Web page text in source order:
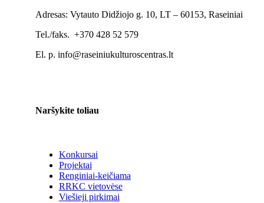
Adresas: Vytauto Didžiojo g. 10, LT – 60153, Raseiniai
Tel./faks. +370 428 52 579
El. p. info@raseiniukulturoscentras.lt
Naršykite toliau
Konkursai
Projektai
Renginiai-keičiama
RRKC vietovėse
Viešieji pirkimai